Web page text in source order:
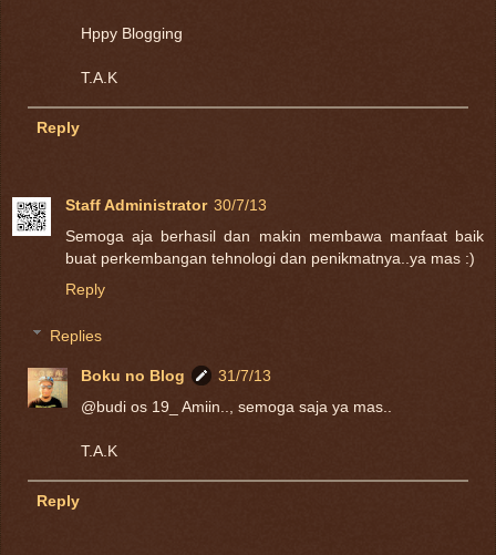
Hppy Blogging
T.A.K
Reply
Staff Administrator 30/7/13
Semoga aja berhasil dan makin membawa manfaat baik
buat perkembangan tehnologi dan penikmatnya..ya mas :)
Reply
Replies
Boku no Blog
31/7/13
@budi os 19_ Amiin.., semoga saja ya mas..
T.A.K
Reply